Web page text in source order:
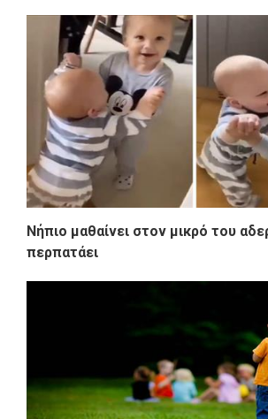
Νήπιο μαθαίνει στον μικρό του
περπατάει